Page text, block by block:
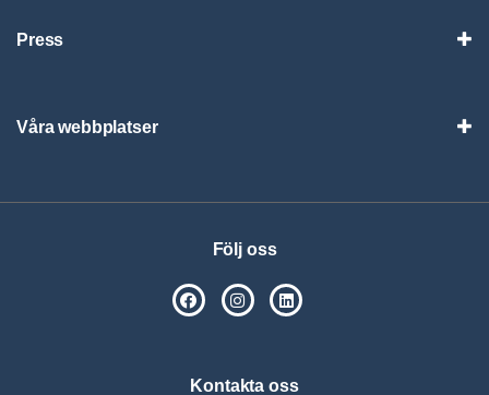
Press
Våra webbplatser
Följ oss
SPSM på Facebook
SPSM på Instagram
Kontakta oss